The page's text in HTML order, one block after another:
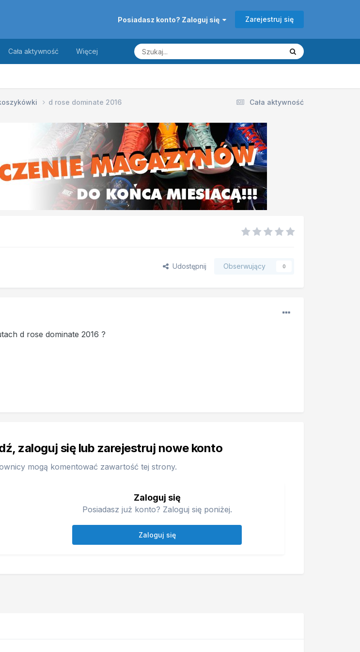
Posiadasz konto? Zaloguj się Zarejestruj się
Cała aktywność Więcej
Cała aktywność
d rose dominate 2016
Udostępnij Obserwujący 0
d rose dominate 2016 ?
zaloguj się lub zarejestruj nowe konto
mogą komentować zawartość tej strony.
Zaloguj się
Posiadasz już konto? Zaloguj się poniżej.
Zaloguj się